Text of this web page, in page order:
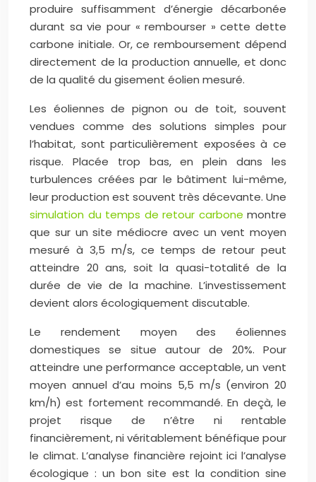
produire suffisamment d’énergie décarbonée
durant sa vie pour « rembourser » cette dette
carbone initiale. Or, ce remboursement dépend
directement de la production annuelle, et donc
de la qualité du gisement éolien mesuré.
Les éoliennes de pignon ou de toit, souvent
vendues comme des solutions simples pour
l’habitat, sont particulièrement exposées à ce
risque. Placée trop bas, en plein dans les
turbulences créées par le bâtiment lui-même,
leur production est souvent très décevante. Une
simulation du temps de retour carbone montre
que sur un site médiocre avec un vent moyen
mesuré à 3,5 m/s, ce temps de retour peut
atteindre 20 ans, soit la quasi-totalité de la
durée de vie de la machine. L’investissement
devient alors écologiquement discutable.
Le rendement moyen des éoliennes
domestiques se situe autour de 20%. Pour
atteindre une performance acceptable, un vent
moyen annuel d’au moins 5,5 m/s (environ 20
km/h) est fortement recommandé. En deçà, le
projet risque de n’être ni rentable
financièrement, ni véritablement bénéfique pour
le climat. L’analyse financière rejoint ici l’analyse
écologique : un bon site est la condition sine